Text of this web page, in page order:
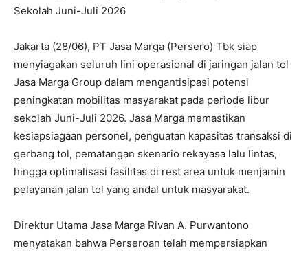
Sekolah Juni-Juli 2026
Jakarta (28/06), PT Jasa Marga (Persero) Tbk siap
menyiagakan seluruh lini operasional di jaringan jalan tol
Jasa Marga Group dalam mengantisipasi potensi
peningkatan mobilitas masyarakat pada periode libur
sekolah Juni-Juli 2026. Jasa Marga memastikan
kesiapsiagaan personel, penguatan kapasitas transaksi di
gerbang tol, pematangan skenario rekayasa lalu lintas,
hingga optimalisasi fasilitas di rest area untuk menjamin
pelayanan jalan tol yang andal untuk masyarakat.
Direktur Utama Jasa Marga Rivan A. Purwantono
menyatakan bahwa Perseroan telah mempersiapkan